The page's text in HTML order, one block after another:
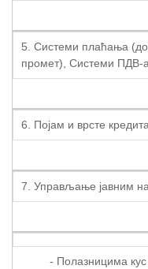
5. Системи плаћања
промет), Системи ПДВ-
6. Појам и врсте
7. Управљање јавним
- Полазницима